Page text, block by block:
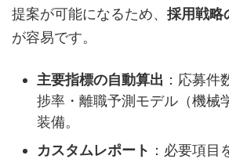
提案が可能になるため、 採用戦略
が容易です。
主要指標の自動算出 ：応募件
捗率・離職予測モデル（機械
装備。
カスタムレポート ：必要項目